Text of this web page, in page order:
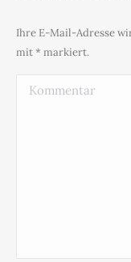
Ihre E-Mail-Adresse
mit* markiert.
Kommentar